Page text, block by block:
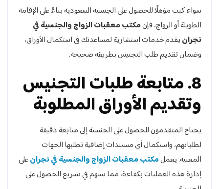
سواء كنت مؤهلًا للحصول على الجنسية السعودية بناءً على الإقامة
الطويلة أو الزواج، فإنمكتب معقبات الزواج والجنسية في
نجرانيقدم خدمات استشارية لمساعدتك في استكمال الأوراق،
وضمان تقديم طلب التجنيس بطريقة صحيحة.
8. متابعة طلبات التجنيس
وتقديم الأوراق المطلوبة
يحتاج المتقدمون للحصول على الجنسية إلى متابعة دقيقة
لطلباتهم، واستكمال أي مستندات إضافية تطلبها الجهات
المعنية. يعملمكتب معقبات الزواج والجنسية في نجرانعلى
إدارة هذه العمليات بكفاءة، مما يسهم في تسريع الحصول على